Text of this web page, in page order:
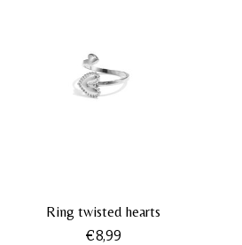
Ring twisted hearts
€8,99